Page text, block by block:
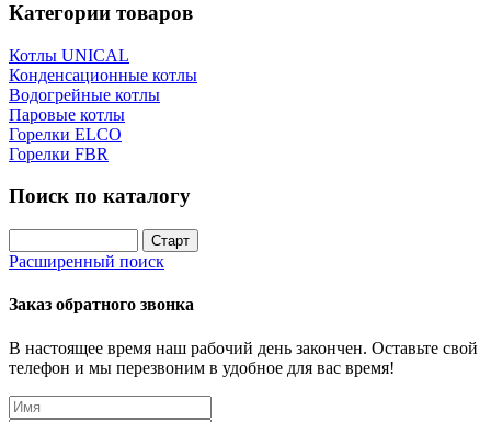
Категории товаров
Котлы UNICAL
Конденсационные котлы
Водогрейные котлы
Паровые котлы
Горелки ELCO
Горелки FBR
Поиск по каталогу
Расширенный поиск
Заказ обратного звонка
В настоящее время наш рабочий день закончен. Оставьте свой
телефон и мы перезвоним в удобное для вас время!